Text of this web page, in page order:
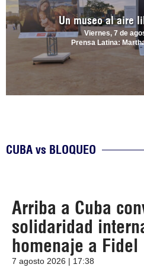
Un museo al aire
Viernes, 7 de
Prensa Latina:
CUBA vs BLOQUEO
Arriba a Cuba
solidaridad
homenaje a Fidel
7 agosto 2026 | 17:38